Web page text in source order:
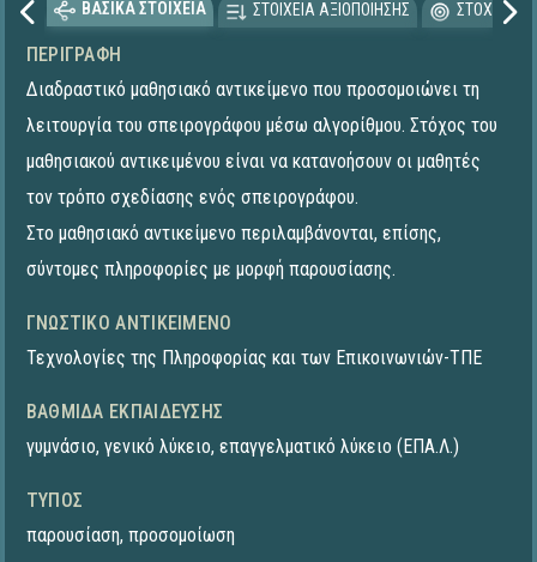
ΒΑΣΙΚΑ ΣΤΟΙΧΕΙΑ ΣΤΟΙΧΕΙΑ ΑΞΙΟΠΟΙΗΣΗΣ
ΠΕΡΙΓΡΑΦΉ
Διαδραστικό μαθησιακό αντικείμενο που προσομοιώνει τη
λειτουργία του σπειρογράφου μέσω αλγορίθμου. Στόχος του
μαθησιακού αντικειμένου είναι να κατανοήσουν οι μαθητές
τον τρόπο σχεδίασης ενός σπειρογράφου.
Στο μαθησιακό αντικείμενο περιλαμβάνονται, επίσης,
σύντομες πληροφορίες με μορφή παρουσίασης.
ΓΝΩΣΤΙΚΌ ΑΝΤΙΚΕΊΜΕΝΟ
Τεχνολογίες της Πληροφορίας και των Επικοινωνιών-ΤΠΕ
ΒΑΘΜΊΔΑ ΕΚΠΑΊΔΕΥΣΗΣ
γυμνάσιο, γενικό λύκειο, επαγγελματικό λύκειο (ΕΠΑ.Λ.)
ΤΎΠΟΣ
παρουσίαση, προσομοίωση